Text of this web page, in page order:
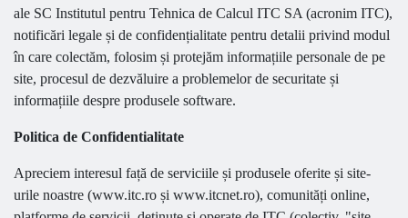
ale SC Institutul pentru Tehnica de Calcul ITC SA (acronim ITC),
notificări legale și de confidențialitate pentru detalii privind modul
în care colectăm, folosim și protejăm informațiile personale de pe
site, procesul de dezvăluire a problemelor de securitate și
informațiile despre produsele software.
Politica de Confidentialitate
Apreciem interesul față de serviciile și produsele oferite și site-
urile noastre (www.itc.ro și www.itcnet.ro), comunități online,